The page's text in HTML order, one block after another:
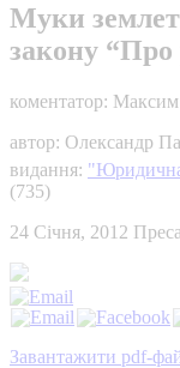
Муки
закону “Про
коментатор:
автор: Олександр
видання:
(735)
24 Січня, 2012 Преса
Завантажити pdf-